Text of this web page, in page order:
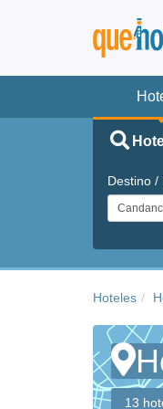
Destino /
Hoteles
13